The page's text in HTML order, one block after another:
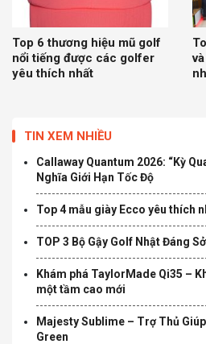
Top 6 thương hiệu mũ golf
nổi tiếng được các golfer
yêu thích nhất
TIN XEM NHIỀU
Callaway Quantum 2026: “Kỳ
Nghĩa Giới Hạn Tốc Độ
Top 4 mẫu giày Ecco yêu thích
TOP 3 Bộ Gậy Golf Nhật Đáng
Khám phá TaylorMade Qi35 –
một tầm cao mới
Majesty Sublime – Trợ Thủ
Green